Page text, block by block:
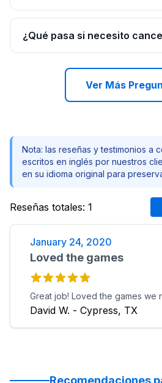
¿Qué pasa si necesito
Ver Más
Nota: las reseñas y testimonios a
escritos en inglés por nuestros
en su idioma original para
Reseñas totales: 1
January 24, 2020
Loved the games
Great job! Loved the games we
David W. - Cypress, TX
Recomendaciones